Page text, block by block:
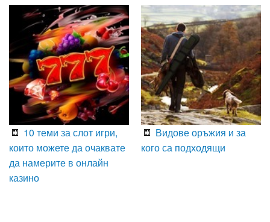
10 теми за слот игри,
които можете да очаквате
да намерите в онлайн
казино
Видове оръжия и за
кого са подходящи